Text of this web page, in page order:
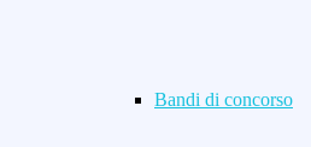
Bandi di concorso